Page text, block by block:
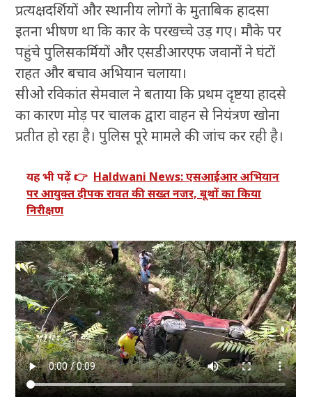
प्रत्यक्षदर्शियों और स्थानीय लोगों के मुताबिक हादसा
इतना भीषण था कि कार के परखच्चे उड़ गए। मौके पर
पहुंचे पुलिसकर्मियों और एसडीआरएफ जवानों ने घंटों
राहत और बचाव अभियान चलाया।
सीओ रविकांत सेमवाल ने बताया कि प्रथम दृष्टया हादसे
का कारण मोड़ पर चालक द्वारा वाहन से नियंत्रण खोना
प्रतीत हो रहा है। पुलिस पूरे मामले की जांच कर रही है।
यह भी पढ़ें 👉 Haldwani News: एसआईआर अभियान
पर आयुक्त दीपक रावत की सख्त नजर, बूथों का किया
निरीक्षण